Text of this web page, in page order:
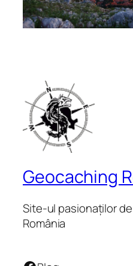
Geocaching
Site-ul pasionaților
România